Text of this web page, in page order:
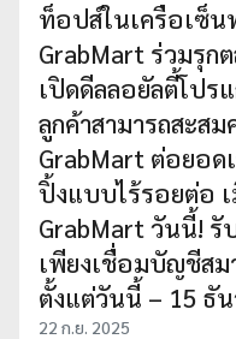
ท็อปส์ในเครือเซ็น
GrabMart ร่วมรุก
เปิดดีลลอยัลตี้โปร
ลูกค้าสามารถสะส
GrabMart ต่อยอด
ปิ้งแบบไร้รอยต่อ
GrabMart วันนี้!
เพียงเชื่อมบัญชีสม
ตั้งแต่วันนี้ – 15 ธั
22 ก.ย. 2025